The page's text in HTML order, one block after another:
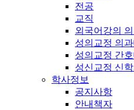
전공
교직
외국어강의
성의교정 의
성의교정 간
성신교정 신
학사정보
공지사항
안내책자